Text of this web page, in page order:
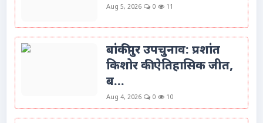
Aug 5, 2026 0 11
बांकीपुर उपचुनाव: प्रशांत
किशोर की ऐतिहासिक जीत,
ब...
Aug 4, 2026 0 10